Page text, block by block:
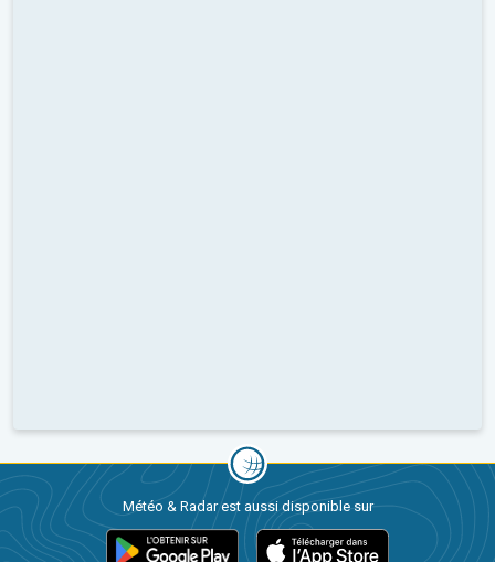
Météo & Radar est aussi disponible sur